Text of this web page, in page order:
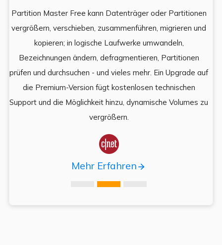
Partition Master Free kann Datenträger oder Partitionen
vergrößern, verschieben, zusammenführen, migrieren und
kopieren; in logische Laufwerke umwandeln,
Bezeichnungen ändern, defragmentieren, Partitionen
prüfen und durchsuchen - und vieles mehr. Ein Upgrade auf
die Premium-Version fügt kostenlosen technischen
Support und die Möglichkeit hinzu, dynamische Volumes zu
vergrößern.

Mehr Erfahren